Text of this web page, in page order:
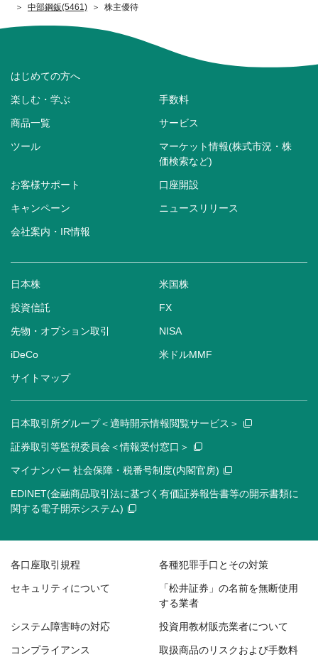
中部鋼鈑(5461)
株主優待
はじめての方へ
楽しむ・学ぶ 手数料
商品一覧 サービス
ツール
マーケット情報(株式市況・株
価検索など)
お客様サポート 口座開設
キャンペーン ニュースリリース
会社案内・IR情報
日本株 米国株
投資信託 FX
先物・オプション取引 NISA
iDeCo 米ドルMMF
サイトマップ
日本取引所グループ＜適時開示情報閲覧サービス＞
証券取引等監視委員会＜情報受付窓口＞
マイナンバー 社会保障・税番号制度(内閣官房)
EDINET(金融商品取引法に基づく有価証券報告書等の開示書類に
関する電子開示システム)
各口座取引規程 各種犯罪手口とその対策
セキュリティについて
「松井証券」の名前を無断使用
する業者
システム障害時の対応 投資用教材販売業者について
コンプライアンス
取扱商品のリスクおよび手数料